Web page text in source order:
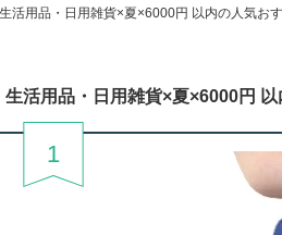
生活用品・日用雑貨×夏×6000円 以内の人気お
生活用品・日用雑貨×夏×6000円
1